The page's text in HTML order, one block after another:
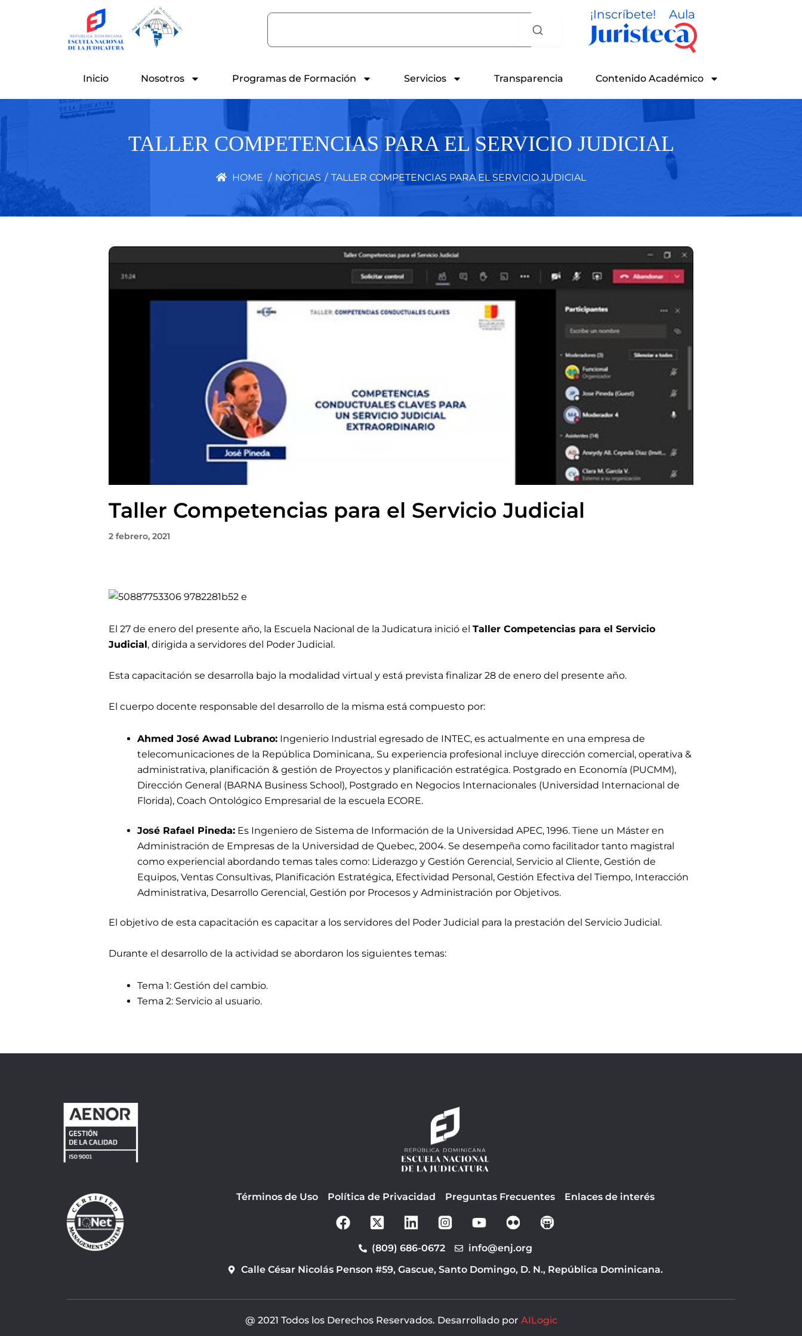
Search ¡Inscríbete! Aula
Inicio Nosotros Programas de Formación Servicios Transparencia Contenido Académico
TALLER COMPETENCIAS PARA EL SERVICIO JUDICIAL
HOME / NOTICIAS / TALLER COMPETENCIAS PARA EL SERVICIO JUDICIAL
Taller Competencias para el Servicio Judicial
2 febrero, 2021
El 27 de enero del presente año, la Escuela Nacional de la Judicatura inició el Taller Competencias para el Servicio
Judicial, dirigida a servidores del Poder Judicial.
Esta capacitación se desarrolla bajo la modalidad virtual y está prevista finalizar 28 de enero del presente año.
El cuerpo docente responsable del desarrollo de la misma está compuesto por:
Ahmed José Awad Lubrano: Ingenierio Industrial egresado de INTEC, es actualmente en una empresa de
telecomunicaciones de la República Dominicana,. Su experiencia profesional incluye dirección comercial, operativa &
administrativa, planificación & gestión de Proyectos y planificación estratégica. Postgrado en Economía (PUCMM),
Dirección General (BARNA Business School), Postgrado en Negocios Internacionales (Universidad Internacional de
Florida), Coach Ontológico Empresarial de la escuela ECORE.
José Rafael Pineda: Es Ingeniero de Sistema de Información de la Universidad APEC, 1996. Tiene un Máster en
Administración de Empresas de la Universidad de Quebec, 2004. Se desempeña como facilitador tanto magistral
como experiencial abordando temas tales como: Liderazgo y Gestión Gerencial, Servicio al Cliente, Gestión de
Equipos, Ventas Consultivas, Planificación Estratégica, Efectividad Personal, Gestión Efectiva del Tiempo, Interacción
Administrativa, Desarrollo Gerencial, Gestión por Procesos y Administración por Objetivos.
El objetivo de esta capacitación es capacitar a los servidores del Poder Judicial para la prestación del Servicio Judicial.
Durante el desarrollo de la actividad se abordaron los siguientes temas:
Tema 1: Gestión del cambio.
Tema 2: Servicio al usuario.
Términos de Uso Política de Privacidad Preguntas Frecuentes Enlaces de interés
F
a
b
o
o
u
t
u
e
(809) 686-0672
info@enj.org
Calle César Nicolás Penson #59, Gascue, Santo Domingo, D. N., República Dominicana.
@ 2021 Todos los Derechos Reservados. Desarrollado por AILogic